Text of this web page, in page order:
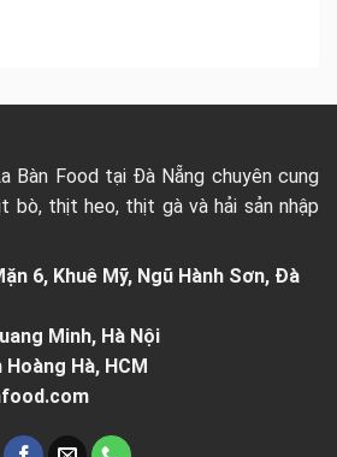
Bàn Food tại Đà Nẵng chuyên cung
bò, thịt heo, thịt gà và hải sản nhập
6, Khuê Mỹ, Ngũ Hành Sơn, Đà
Minh, Hà Nội
Hoàng Hà, HCM